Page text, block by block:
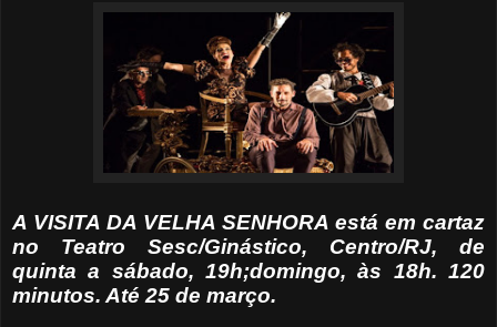
A VISITA DA VELHA SENHORA está em cartaz
no Teatro Sesc/Ginástico, Centro/RJ, de
quinta a sábado, 19h;domingo, às 18h. 120
minutos. Até 25 de março.